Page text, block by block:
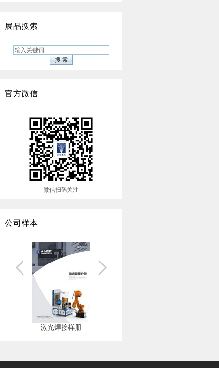
展品搜索
官方微信
微信扫码关注
公司样本
激光焊接样册